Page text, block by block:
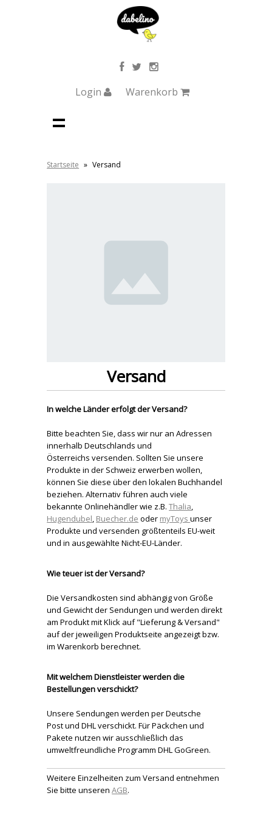
Login Warenkorb
Startseite » Versand
Versand
In welche Länder erfolgt der Versand?
Bitte beachten Sie, dass wir nur an Adressen
innerhalb Deutschlands und
Österreichs versenden. Sollten Sie unsere
Produkte in der Schweiz erwerben wollen,
können Sie diese über den lokalen Buchhandel
beziehen. Alternativ führen auch viele
bekannte Onlinehändler wie z.B.Thalia,
Hugendubel, Buecher.de oder myToysunser
Produkte und versenden größtenteils EU-weit
und in ausgewählte Nicht-EU-Länder.
Wie teuer ist der Versand?
Die Versandkosten sind abhängig von Größe
und Gewicht der Sendungen und werden direkt
am Produkt mit Klick auf "Lieferung & Versand"
auf der jeweiligen Produktseite angezeigt bzw.
im Warenkorb berechnet.
Mit welchem Dienstleister werden die
Bestellungen verschickt?
Unsere Sendungen werden per Deutsche
Post und DHL verschickt. Für Päckchen und
Pakete nutzen wir ausschließlich das
umweltfreundliche Programm DHL GoGreen.
Weitere Einzelheiten zum Versand entnehmen
Sie bitte unserenAGB.